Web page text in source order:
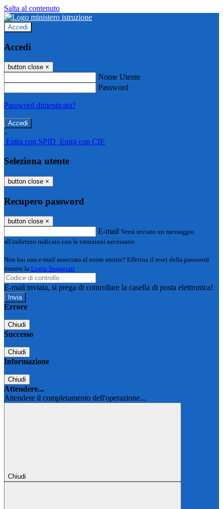
Salta al contenuto
Accedi
Accedi
button close ×
Nome Utente
Password
Password dimenticata?
-
Entra con SPID Entra con CIE
Seleziona utente
button close ×
Recupero password
button close ×
E-mail Verrà inviato un messaggio
all'indirizzo indicato con le istruzioni necessarie.
Non hai una e-mail associata al nome utente? Effettua il reset della password
tramite la Login Spaggiari
E-mail inviata, si prega di controllare la casella di posta elettronica!
Errore
Chiudi
Successo
Chiudi
Informazione
Chiudi
Attendere...
Attendere il completamento dell'operazione...
Chiudi